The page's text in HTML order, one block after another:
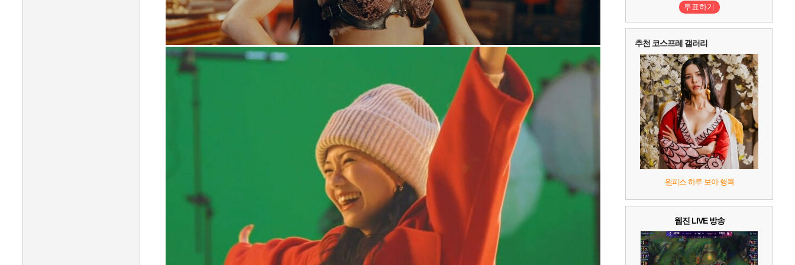
프로야구스피리츠2026
4 드래곤소드 : 어웨이크닝 2
5 블라인드 삼국
6 그랑블루 판타지 리링크 - 엔드리스 라그나로크 1
7 리듬 천국 미라클 스타즈 2
8 헤일로: 캠페인 이볼브드 2
9 캡틴 츠바사 2 월드 파이터즈
10 레고 배트맨: 레거시 오브 더 다크 나이트
투표하기
추천 코스프레 갤러리
원피스 하루 보아 행콕
웹진 LIVE 방송